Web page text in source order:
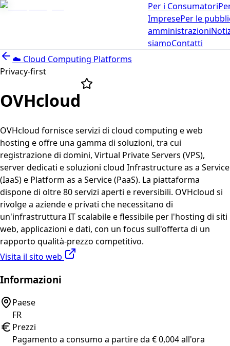
Per i Consumatori
ImpresePer le
amministrazioni
siamoContatti
☁️ Cloud Computing Platforms
Privacy-first
OVHcloud
OVHcloud fornisce servizi di cloud computing e web
hosting e offre una gamma di soluzioni, tra cui
registrazione di domini, Virtual Private Servers (VPS),
server dedicati e soluzioni cloud Infrastructure as a Service
(IaaS) e Platform as a Service (PaaS). La piattaforma
dispone di oltre 80 servizi aperti e reversibili. OVHcloud si
rivolge a aziende e privati che necessitano di
un'infrastruttura IT scalabile e flessibile per l'hosting di siti
web, applicazioni e dati, con un focus sull'offerta di un
rapporto qualità-prezzo competitivo.
Visita il sito web
Informazioni
Paese
FR
Prezzi
Pagamento a consumo a partire da € 0,004 all'ora